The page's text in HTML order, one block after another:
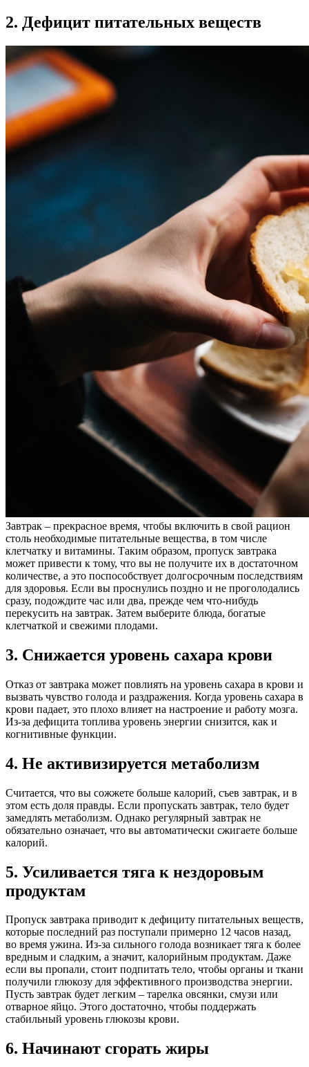
2. Дефицит питательных веществ
Завтрак – прекрасное время, чтобы включить в свой рацион
столь необходимые питательные вещества, в том числе
клетчатку и витамины. Таким образом, пропуск завтрака
может привести к тому, что вы не получите их в достаточном
количестве, а это поспособствует долгосрочным последствиям
для здоровья. Если вы проснулись поздно и не проголодались
сразу, подождите час или два, прежде чем что-нибудь
перекусить на завтрак. Затем выберите блюда, богатые
клетчаткой и свежими плодами.
3. Снижается уровень сахара крови
Отказ от завтрака может повлиять на уровень сахара в крови и
вызвать чувство голода и раздражения. Когда уровень сахара в
крови падает, это плохо влияет на настроение и работу мозга.
Из-за дефицита топлива уровень энергии снизится, как и
когнитивные функции.
4. Не активизируется метаболизм
Считается, что вы сожжете больше калорий, съев завтрак, и в
этом есть доля правды. Если пропускать завтрак, тело будет
замедлять метаболизм. Однако регулярный завтрак не
обязательно означает, что вы автоматически сжигаете больше
калорий.
5. Усиливается тяга к нездоровым
продуктам
Пропуск завтрака приводит к дефициту питательных веществ,
которые последний раз поступали примерно 12 часов назад,
во время ужина. Из-за сильного голода возникает тяга к более
вредным и сладким, а значит, калорийным продуктам. Даже
если вы пропали, стоит подпитать тело, чтобы органы и ткани
получили глюкозу для эффективного производства энергии.
Пусть завтрак будет легким – тарелка овсянки, смузи или
отварное яйцо. Этого достаточно, чтобы поддержать
стабильный уровень глюкозы крови.
6. Начинают сгорать жиры